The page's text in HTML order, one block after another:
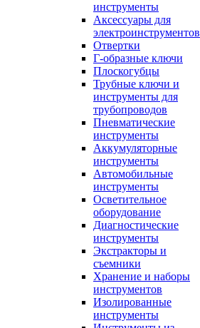
инструменты
Аксессуары для
электроинструментов
Отвертки
Г-образные ключи
Плоскогубцы
Трубные ключи и
инструменты для
трубопроводов
Пневматические
инструменты
Аккумуляторные
инструменты
Автомобильные
инструменты
Осветительное
оборудование
Диагностические
инструменты
Экстракторы и
съемники
Хранение и наборы
инструментов
Изолированные
инструменты